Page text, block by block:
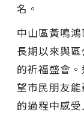
名。
中山區黃鳴
長期以來與
的祈福盛會
望市民朋友
的過程中感